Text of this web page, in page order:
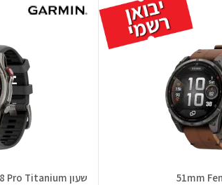
שעון 47mm Fenix 8 Pro Titanium